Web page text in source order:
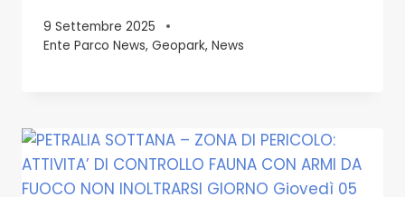
9 Settembre 2025
Ente Parco News, Geopark, News